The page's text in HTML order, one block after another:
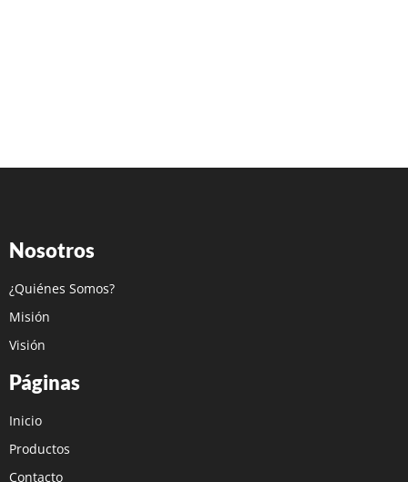
Nosotros
¿Quiénes Somos?
Misión
Visión
Páginas
Inicio
Productos
Contacto